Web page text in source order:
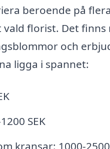
beroende på
florist. Det
och
ligga i spannet:
SEK
kransar: 1000-2500